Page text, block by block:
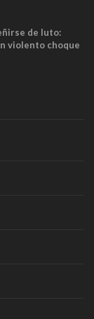
de luto:
violento choque